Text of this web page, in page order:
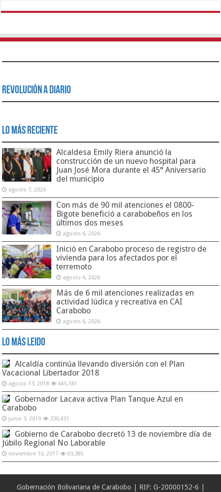
Revolución a Diario
Lo Más Reciente
Alcaldesa Emily Riera anunció la
construcción de un nuevo hospital para
Juan José Mora durante el 45° Aniversario
del municipio
agosto 7, 2026
Con más de 90 mil atenciones el 0800-
Bigote benefició a carabobeños en los
últimos dos meses
agosto 6, 2026
Inició en Carabobo proceso de registro de
vivienda para los afectados por el
terremoto
agosto 6, 2026
Más de 6 mil atenciones realizadas en
actividad lúdica y recreativa en CAI
Carabobo
agosto 6, 2026
Lo Más Leido
Alcaldía continúa llevando diversión con el Plan
Vacacional Libertador 2018
agosto 13, 2018 445,181
Gobernador Lacava activa Plan Tanque Azul en
Carabobo
junio 3, 2019 330,431
Gobierno de Carabobo decretó 13 de noviembre día de
Júbilo Regional No Laborable
noviembre 10, 2017 63,385
Gobernación Bolivariana de Carabobo | RIF: G-20000152-6 |